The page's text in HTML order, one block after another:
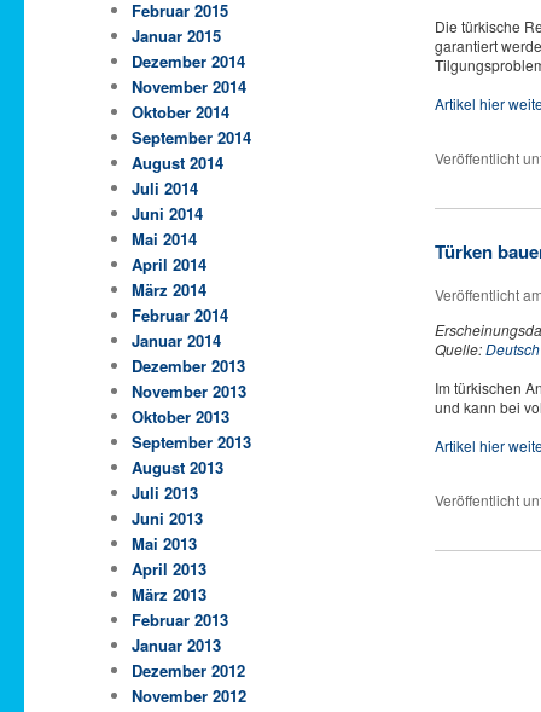
Die türkische
garantiert
Artikel hier
Veröffentlicht
Türken
Veröffentlicht
Quelle:
Im türkischen
und kann bei
Artikel hier
Veröffentlicht
Februar 2015
Januar 2015
Dezember 2014
November 2014
Oktober 2014
September 2014
August 2014
Juli 2014
Juni 2014
Mai 2014
April 2014
März 2014
Februar 2014
Januar 2014
Dezember 2013
November 2013
Oktober 2013
September 2013
August 2013
Juli 2013
Juni 2013
Mai 2013
April 2013
März 2013
Februar 2013
Januar 2013
Dezember 2012
November 2012